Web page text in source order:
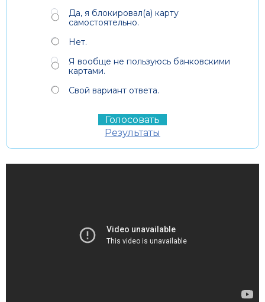
Да, я блокировал(а) карту
самостоятельно.
Нет.
Я вообще не пользуюсь банковскими
картами.
Свой вариант ответа.
Результаты